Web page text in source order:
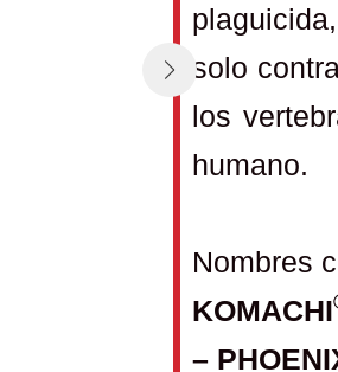
solo
los
humano.
Nombres
KOMACHI
–